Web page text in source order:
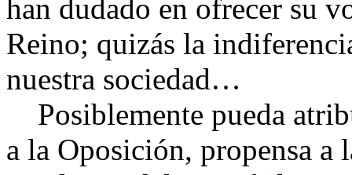
han dudado en ofrecer su
Reino; quizás la
nuestra sociedad…
Posiblemente pueda
a la Oposición, propensa a